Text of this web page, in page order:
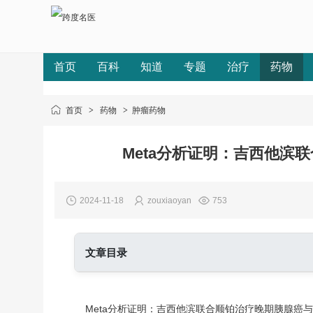
首页 百科 知道 专题 治疗 药物
首页 > 药物 > 肿瘤药物
Meta分析证明：吉西他滨
2024-11-18 zouxiaoyan 753
文章目录
Meta分析证明：吉西他滨联合顺铂治疗晚期胰腺癌